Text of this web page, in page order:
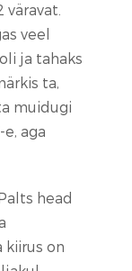
veel
ja tahaks
ta,
muidugi
aga
head
kiirus on